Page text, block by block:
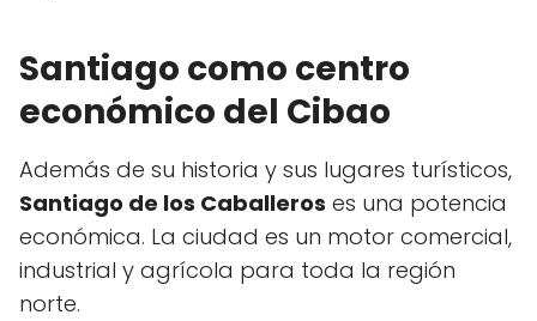
Santiago como centro
económico del Cibao
Además de su historia y sus lugares turísticos,
Santiago de los Caballeros es una potencia
económica. La ciudad es un motor comercial,
industrial y agrícola para toda la región
norte.